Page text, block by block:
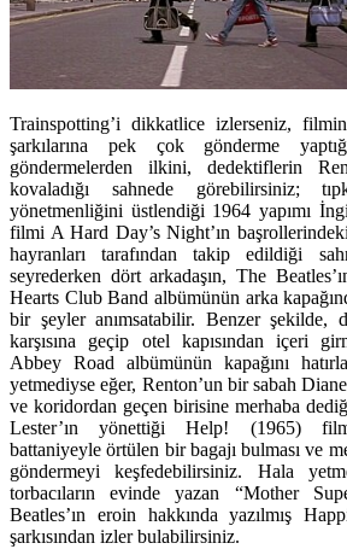
Trainspotting’i dikkatlice izlerseniz,
şarkılarına pek çok gönderme
göndermelerden ilkini, dedektiflerin
kovaladığı sahnede görebilirsiniz;
yönetmenliğini üstlendiği 1964 yapımı
filmi A Hard Day’s Night’ın
hayranları tarafından takip edildiği
seyrederken dört arkadaşın, The
Hearts Club Band albümünün arka
bir şeyler anımsatabilir. Benzer şekilde,
karşısına geçip otel kapısından içeri
Abbey Road albümünün kapağını
yetmediyse eğer, Renton’un bir sabah
ve koridordan geçen birisine merhaba
Lester’ın yönettiği Help! (1965)
battaniyeyle örtülen bir bagajı bulması ve
göndermeyi keşfedebilirsiniz. Hala
torbacıların evinde yazan “Mother
Beatles’ın eroin hakkında yazılmış
şarkısından izler bulabilirsiniz.